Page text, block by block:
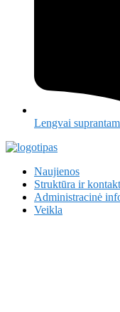
Lengvai
Naujienos
Struktūra ir
Administracinė
Veikla